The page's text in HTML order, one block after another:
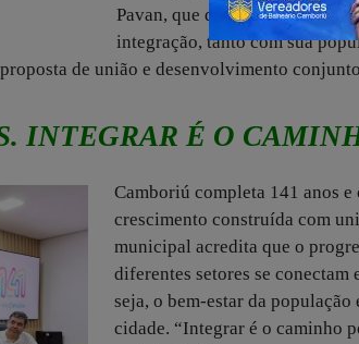
Pavan, que destacou a
integração, tanto com sua
de união e desenvolvimento
INTEGRAR É O
Camboriú completa 141 anos
crescimento construída com
municipal acredita que o
diferentes setores se
seja, o bem-estar da
cidade. “Integrar é o caminho